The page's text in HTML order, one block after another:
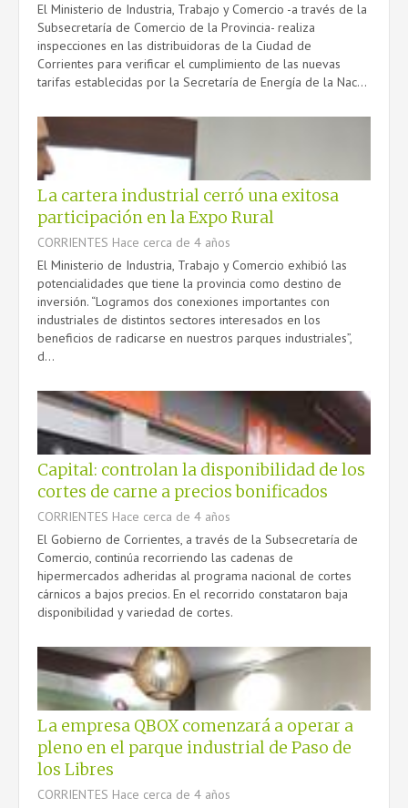
El Ministerio de Industria, Trabajo y Comercio -a través de la
Subsecretaría de Comercio de la Provincia- realiza
inspecciones en las distribuidoras de la Ciudad de
Corrientes para verificar el cumplimiento de las nuevas
tarifas establecidas por la Secretaría de Energía de la Nac...
La cartera industrial cerró una exitosa
participación en la Expo Rural
CORRIENTES Hace cerca de 4 años
El Ministerio de Industria, Trabajo y Comercio exhibió las
potencialidades que tiene la provincia como destino de
inversión. “Logramos dos conexiones importantes con
industriales de distintos sectores interesados en los
beneficios de radicarse en nuestros parques industriales”,
d...
Capital: controlan la disponibilidad de los
cortes de carne a precios bonificados
CORRIENTES Hace cerca de 4 años
El Gobierno de Corrientes, a través de la Subsecretaría de
Comercio, continúa recorriendo las cadenas de
hipermercados adheridas al programa nacional de cortes
cárnicos a bajos precios. En el recorrido constataron baja
disponibilidad y variedad de cortes.
La empresa QBOX comenzará a operar a
pleno en el parque industrial de Paso de
los Libres
CORRIENTES Hace cerca de 4 años